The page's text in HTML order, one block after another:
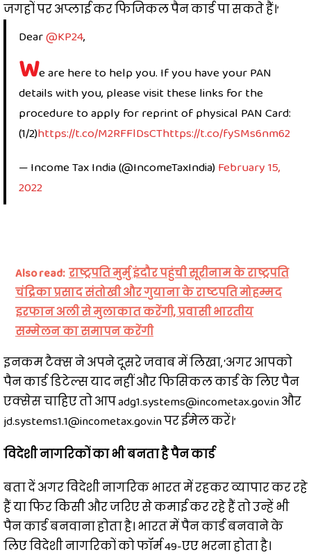
जगहों पर अप्लाई कर फिजिकल पैन कार्ड पा सकते हैं।’
Dear@KP24,
We are here to help you. If you have your PAN
details with you, please visit these links for the
procedure to apply for reprint of physical PAN Card:
(1/2)https://t.co/M2RFFlDsCThttps://t.co/fySMs6nm62
— Income Tax India (@IncomeTaxIndia)February 15,
2022
Also read: राष्ट्रपति मुर्मु इंदौर पहुंची सूरीनाम के राष्ट्रपति
चंद्रिका प्रसाद संतोखी और गुयाना के राष्टपति मोहम्मद
इरफान अली से मुलाकात करेंगी, प्रवासी भारतीय
सम्मेलन का समापन करेंगी
इनकम टैक्स ने अपने दूसरे जवाब में लिखा, ‘अगर आपको
पैन कार्ड डिटेल्स याद नहीं और फिसिकल कार्ड के लिए पैन
एक्सेस चाहिए तो आप adg1.systems@incometax.gov.in और
jd.systems1.1@incometax.gov.in पर ईमेल करें।’
विदेशी नागरिकों का भी बनता है पैन कार्ड
बता दें अगर विदेशी नागरिक भारत में रहकर व्यापार कर रहे
हैं या फिर किसी और जरिए से कमाई कर रहे हैं तो उन्हें भी
पैन कार्ड बनवाना होता है। भारत में पैन कार्ड बनवाने के
लिए विदेशी नागरिकों को फॉर्म 49-एए भरना होता है।